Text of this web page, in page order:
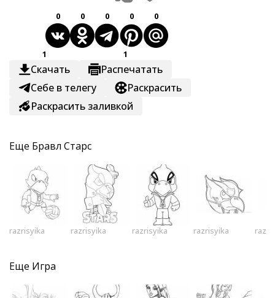
0 0 0 0 0
1
Скачать
1
Распечатать
Себе в телегу
Раскрасить
Раскрасить заливкой
Еще Бравл Старс
razrisyika razrisyika razrisyika razrisyika
Еще Игра